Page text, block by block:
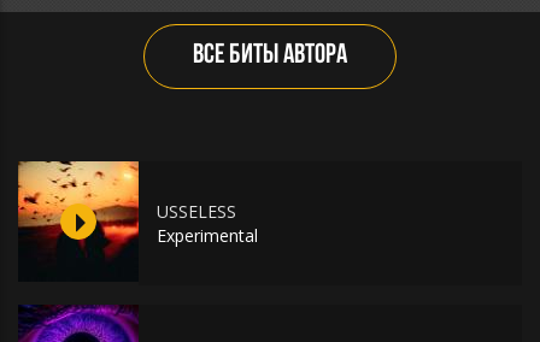
ВСЕ БИТЫ АВТОРА
USSELESS
Experimental